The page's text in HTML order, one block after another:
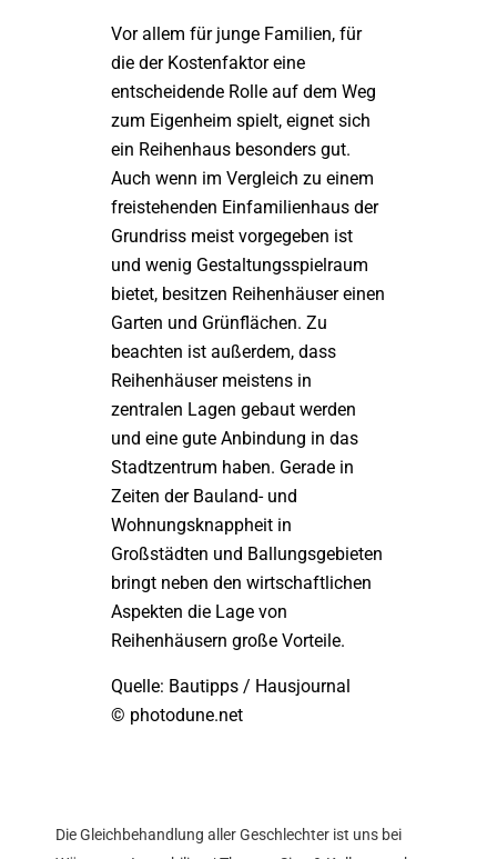
Vor allem für junge Familien, für
die der Kostenfaktor eine
entscheidende Rolle auf dem Weg
zum Eigenheim spielt, eignet sich
ein Reihenhaus besonders gut.
Auch wenn im Vergleich zu einem
freistehenden Einfamilienhaus der
Grundriss meist vorgegeben ist
und wenig Gestaltungsspielraum
bietet, besitzen Reihenhäuser einen
Garten und Grünflächen. Zu
beachten ist außerdem, dass
Reihenhäuser meistens in
zentralen Lagen gebaut werden
und eine gute Anbindung in das
Stadtzentrum haben. Gerade in
Zeiten der Bauland- und
Wohnungsknappheit in
Großstädten und Ballungsgebieten
bringt neben den wirtschaftlichen
Aspekten die Lage von
Reihenhäusern große Vorteile.
Quelle: Bautipps / Hausjournal
© photodune.net
Die Gleichbehandlung aller Geschlechter ist uns bei